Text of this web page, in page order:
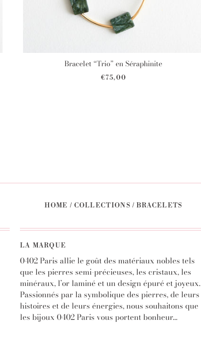
Bracelet “Trio” en Séraphinite
€75,00
HOME / COLLECTIONS / BRACELETS
LA MARQUE
0402 Paris allie le goût des matériaux nobles tels
que les pierres semi-précieuses, les cristaux, les
minéraux, l’or laminé et un design épuré et joyeux.
Passionnés par la symbolique des pierres, de leurs
histoires et de leurs énergies, nous souhaitons que
les bijoux 0402 Paris vous portent bonheur...